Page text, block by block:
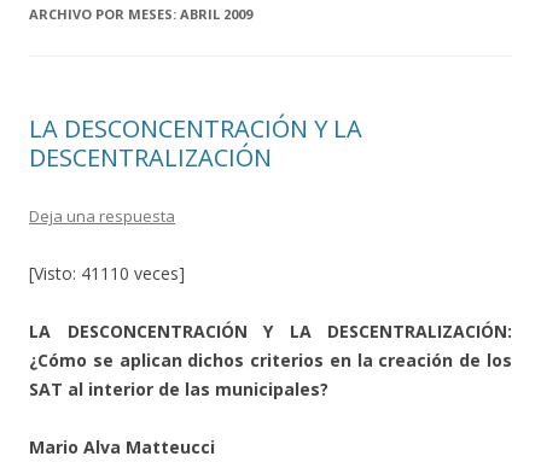
ARCHIVO POR MESES: ABRIL 2009
LA DESCONCENTRACIÓN Y LA
DESCENTRALIZACIÓN
Deja una respuesta
[Visto: 41110 veces]
LA DESCONCENTRACIÓN Y LA DESCENTRALIZACIÓN:
¿Cómo se aplican dichos criterios en la creación de los
SAT al interior de las municipales?
Mario Alva Matteucci